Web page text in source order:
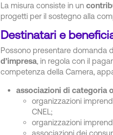
La misura consiste in un
progetti per il sostegno alla
Destinatari e
Possono presentare domanda
d’impresa , in regola con il
competenza della Camera,
associazioni di categoria
organizzazioni
CNEL;
organizzazioni
associazioni dei